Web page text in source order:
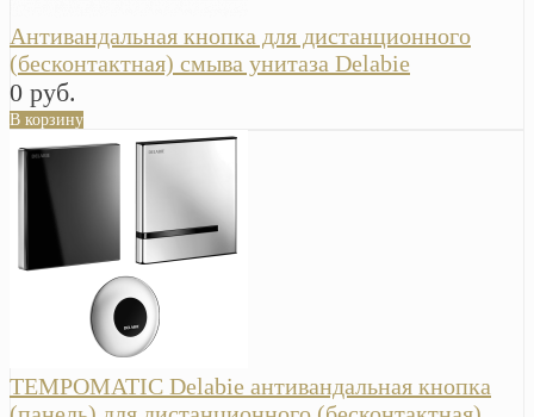
Антивандальная кнопка для дистанционного
(бесконтактная) смыва унитаза Delabie
0 руб.
В корзину
TEMPOMATIC Delabie антивандальная кнопка